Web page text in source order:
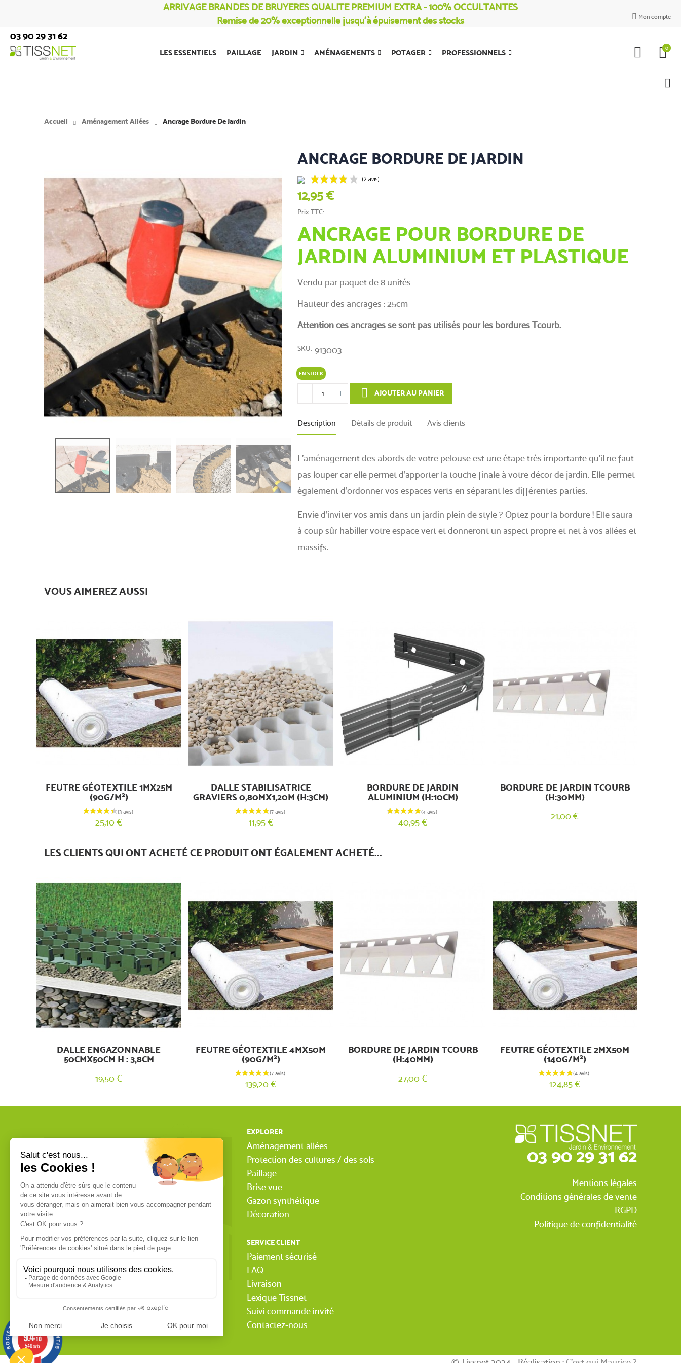
ARRIVAGE BRANDES DE BRUYERES QUALITE PREMIUM EXTRA - 100% OCCULTANTES
Remise de 20% exceptionnelle jusqu’à épuisement des stocks
Mon compte
03 90 29 31 62
 0
LES ESSENTIELS PAILLAGE JARDIN AMÉNAGEMENTS POTAGER PROFESSIONNELS
Accueil Aménagement Allées Ancrage Bordure De Jardin
ANCRAGE BORDURE DE JARDIN
12,95 €
Prix TTC
ANCRAGE POUR BORDURE DE
JARDIN ALUMINIUM ET PLASTIQUE
Vendu par paquet de 8 unités
Hauteur des ancrages : 25cm
Attention ces ancrages se sont pas utilisés pour les bordures Tcourb.
SKU 913003
EN STOCK
AJOUTER AU PANIER
Description Détails de produit Avis clients
L’aménagement des abords de votre pelouse est une étape très importante qu'il ne faut
pas louper car elle permet d’apporter la touche finale à votre décor de jardin. Elle permet
également d'ordonner vos espaces verts en séparant les différentes parties.
Envie d’inviter vos amis dans un jardin plein de style ? Optez pour la bordure ! Elle saura
à coup sûr habiller votre espace vert et donneront un aspect propre et net à vos allées et
massifs.
VOUS AIMEREZ AUSSI
FEUTRE GÉOTEXTILE 1MX25M
(90G/M²)
(3 avis)
25,10 €
DALLE STABILISATRICE
GRAVIERS 0,80MX1,20M (H:3CM)
11,95 €
BORDURE DE JARDIN
ALUMINIUM (H:10CM)
40,95 €
BORDURE DE JARDIN TCOURB
(H:30MM)
21,00 €
LES CLIENTS QUI ONT ACHETÉ CE PRODUIT ONT ÉGALEMENT ACHETÉ...
DALLE ENGAZONNABLE
50CMX50CM H : 3,8CM
19,50 €
FEUTRE GÉOTEXTILE 4MX50M
(90G/M²)
139,20 €
BORDURE DE JARDIN TCOURB
(H:40MM)
27,00 €
FEUTRE GÉOTEXTILE 2MX50M
(140G/M²)
124,85 €
VOUS ÊTES UN PROFESSIONNEL ?
Nous commercialisons uniquement
des produits de qualité professionnelle.
Ces produits sont fabriqués dans les
usines les plus modernes. Chaque
produit dispose de sa fiche technique
demande.
EXPLORER
Aménagement allées
Protection des cultures / des sols
Paillage
Brise vue
Gazon synthétique
Décoration
SERVICE CLIENT
Paiement sécurisé
FAQ
Livraison
Lexique Tissnet
Suivi commande invité
Contactez-nous
03 90 29 31 62
Mentions légales
Conditions générales de vente
RGPD
Politique de confidentialité
9.4/10
540 avis